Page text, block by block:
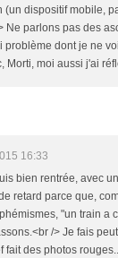
(un dispositif mobile,
Ne parlons pas des
problème dont je ne
Morti, moi aussi j'ai
16:33
bien rentrée, avec
retard parce que,
"un train a
/> Je fais
fait des photos